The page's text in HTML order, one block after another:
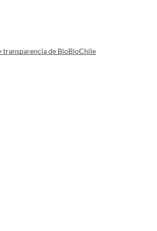
transparencia de BioBioChile